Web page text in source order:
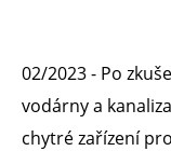
02/2023 - Po
vodárny a
chytré zařízení